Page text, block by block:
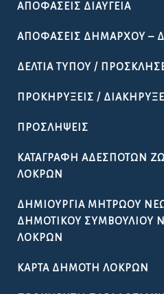
ΑΠΟΦΆΣΕΙΣ ΔΙΑΎΓΕΙΑ
ΑΠΟΦΆΣΕΙΣ ΔΗΜΆΡΧΟΥ –
ΔΕΛΤΊΑ ΤΎΠΟΥ /
ΠΡΟΚΗΡΎΞΕΙΣ /
ΠΡΟΣΛΉΨΕΙΣ
ΚΑΤΑΓΡΑΦΉ ΑΔΈΣΠΟΤΩΝ
ΛΟΚΡΏΝ
ΔΗΜΙΟΥΡΓΊΑ ΜΗΤΡΏΟΥ
ΔΗΜΟΤΙΚΟΎ ΣΥΜΒΟΥΛΊΟΥ
ΛΟΚΡΏΝ
ΚΆΡΤΑ ΔΗΜΌΤΗ ΛΟΚΡΏΝ